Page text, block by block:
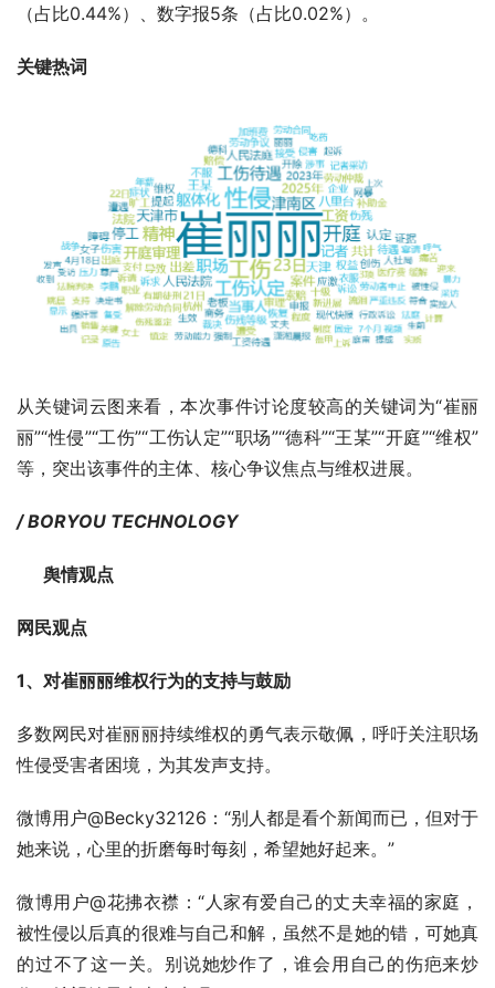
（占比0.44%）、数字报5条（占比0.02%）。
关键热词
从关键词云图来看，本次事件讨论度较高的关键词为“崔丽
丽”“性侵”“工伤”“工伤认定”“职场”“德科”“王某”“开庭”“维权”
等，突出该事件的主体、核心争议焦点与维权进展。
/ BORYOU TECHNOLOGY
舆情观点
网民观点
1、对崔丽丽维权行为的支持与鼓励
多数网民对崔丽丽持续维权的勇气表示敬佩，呼吁关注职场
性侵受害者困境，为其发声支持。
微博用户@Becky32126：“别人都是看个新闻而已，但对于
她来说，心里的折磨每时每刻，希望她好起来。”
微博用户@花拂衣襟：“人家有爱自己的丈夫幸福的家庭，
被性侵以后真的很难与自己和解，虽然不是她的错，可她真
的过不了这一关。别说她炒作了，谁会用自己的伤疤来炒